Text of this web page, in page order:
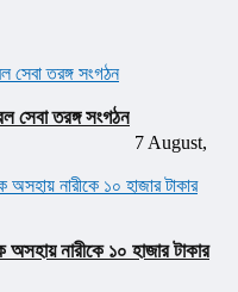
সেবা তরঙ্গ সংগঠন
7 August,
নারীকে ১০ হাজার টাকার